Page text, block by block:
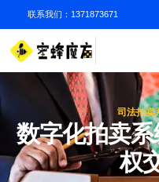
联系我们：1371873671
司法拍卖
数字化拍卖
权